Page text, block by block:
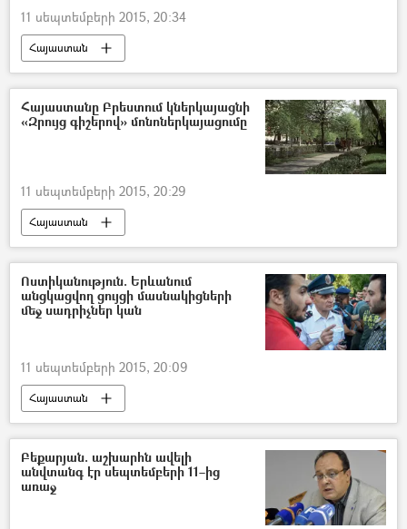
11 սեպտեմբերի 2015, 20:34
Հայաստան
Հայաստանը Բրեստում կներկայացնի
«Զրույց գիշերով» մոնոներկայացումը
11 սեպտեմբերի 2015, 20:29
Հայաստան
Ոստիկանություն. Երևանում
անցկացվող ցույցի մասնակիցների
մեջ սադրիչներ կան
11 սեպտեմբերի 2015, 20:09
Հայաստան
Բեքարյան. աշխարհն ավելի
անվտանգ էր սեպտեմբերի 11–ից
առաջ